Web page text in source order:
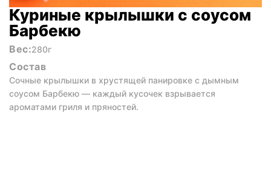
Куриные крылышки с соусом
Барбекю
Вес:280г
Состав
Сочные крылышки в хрустящей панировке с дымным
соусом Барбекю — каждый кусочек взрывается
ароматами гриля и пряностей.